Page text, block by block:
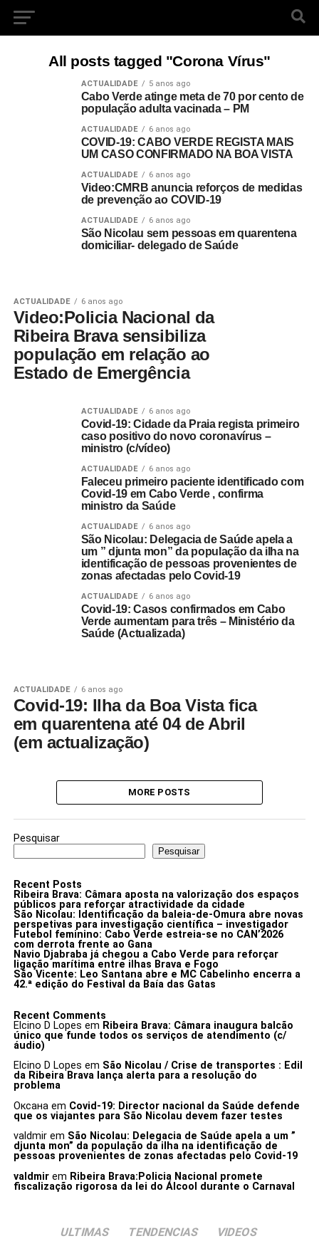
All posts tagged "Corona Vírus"
ACTUALIDADE 5 anos ago
Cabo Verde atinge meta de 70 por cento de
população adulta vacinada – PM
ACTUALIDADE 6 anos ago
COVID-19: CABO VERDE REGISTA MAIS
UM CASO CONFIRMADO NA BOA VISTA
ACTUALIDADE 6 anos ago
Video:CMRB anuncia reforços de medidas
de prevenção ao COVID-19
ACTUALIDADE 6 anos ago
São Nicolau sem pessoas em quarentena
domiciliar- delegado de Saúde
ACTUALIDADE 6 anos ago
Video:Policia Nacional da
Ribeira Brava sensibiliza
população em relação ao
Estado de Emergência
ACTUALIDADE 6 anos ago
Covid-19: Cidade da Praia regista primeiro
caso positivo do novo coronavírus –
ministro (c/vídeo)
ACTUALIDADE 6 anos ago
Faleceu primeiro paciente identificado com
Covid-19 em Cabo Verde , confirma
ministro da Saúde
ACTUALIDADE 6 anos ago
São Nicolau: Delegacia de Saúde apela a
um ” djunta mon” da população da ilha na
identificação de pessoas provenientes de
zonas afectadas pelo Covid-19
ACTUALIDADE 6 anos ago
Covid-19: Casos confirmados em Cabo
Verde aumentam para três – Ministério da
Saúde (Actualizada)
ACTUALIDADE 6 anos ago
Covid-19: Ilha da Boa Vista fica
em quarentena até 04 de Abril
(em actualização)
MORE POSTS
Pesquisar
Pesquisar
Recent Posts
Ribeira Brava: Câmara aposta na valorização dos espaços
públicos para reforçar atractividade da cidade
São Nicolau: Identificação da baleia-de-Omura abre novas
perspetivas para investigação científica – investigador
Futebol feminino: Cabo Verde estreia-se no CAN’2026
com derrota frente ao Gana
Navio Djabraba já chegou a Cabo Verde para reforçar
ligação marítima entre ilhas Brava e Fogo
São Vicente: Leo Santana abre e MC Cabelinho encerra a
42.ª edição do Festival da Baía das Gatas
Recent Comments
Elcino D Lopes em Ribeira Brava: Câmara inaugura balcão
único que funde todos os serviços de atendimento (c/
áudio)
Elcino D Lopes em São Nicolau / Crise de transportes : Edil
da Ribeira Brava lança alerta para a resolução do
problema
Оксанаem Covid-19: Director nacional da Saúde defende
que os viajantes para São Nicolau devem fazer testes
valdmirem São Nicolau: Delegacia de Saúde apela a um ”
djunta mon” da população da ilha na identificação de
pessoas provenientes de zonas afectadas pelo Covid-19
valdmirem Ribeira Brava:Policia Nacional promete
fiscalização rigorosa da lei do Álcool durante o Carnaval
ULTIMAS TENDENCIAS VIDEOS